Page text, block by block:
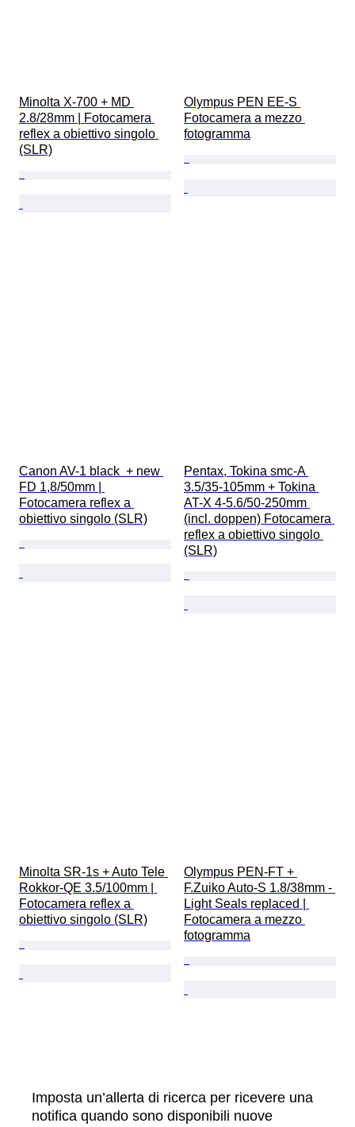
Minolta X-700 + MD
2.8/28mm | Fotocamera
reflex a obiettivo singolo
(SLR)
Olympus PEN EE-S
Fotocamera a mezzo
fotogramma
Canon AV-1 black  + new
FD 1,8/50mm |
Fotocamera reflex a
obiettivo singolo (SLR)
Pentax, Tokina smc-A
3.5/35-105mm + Tokina
AT-X 4-5.6/50-250mm
(incl. doppen) Fotocamera
reflex a obiettivo singolo
(SLR)
Minolta SR-1s + Auto Tele
Rokkor-QE 3.5/100mm |
Fotocamera reflex a
obiettivo singolo (SLR)
Olympus PEN-FT +
F.Zuiko Auto-S 1.8/38mm -
Light Seals replaced |
Fotocamera a mezzo
fotogramma
Imposta un’allerta di ricerca per ricevere una
notifica quando sono disponibili nuove